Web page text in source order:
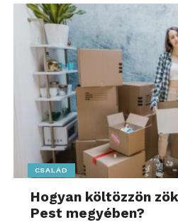
CSALÁD
Hogyan költözzön
Pest megyében?